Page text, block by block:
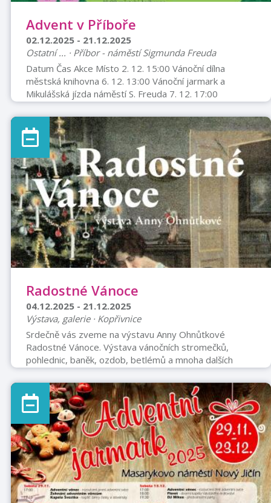
Advent v Příboře
02.12.2025 - 21.12.2025
Ostatní ... · Příbor - náměstí Sigmunda Freuda
Datum Čas Akce Místo 2. 12. 15:00 Vánoční dílna
městská knihovna 6. 12. 13:00 Vánoční jarmark a
Mikulášská jízda náměstí S. Freuda 7. 12. 17:00
Adventní koncert: sbor Valentin refektář piaristického
kláštera 9. 12. 16:00 Vánoční dámský klub městská
knihovna 10. 12. 17:30 Česko zpívá koledy náměstí S.
Freuda 12. 12. 18:00 Adventní podvečer v muzeu,
CETRAT refektář piaristického kláštera 13. 12. 9:00 -
13:00 Setkání betlémářů CETRAT 14. 12. 17:00
Adventní koncert: Musica Priboriensis koste ...
Radostné Vánoce
04.12.2025 - 21.12.2025
Výstava, galerie · Kopřivnice
Srdečně vás zveme na výstavu Anny Ohnůtkové
Radostné Vánoce. Výstava vánočních stromečků,
pohlednic, baněk, ozdob, betlémů a mnoha dalších
předmětů s vánoční tematikou potěší nejen děti, ale
také všechny příznivce Vánoc a milovníky starých časů.
Originální vánoční dekorace vytvořené z běžně
dostupných materiálů mohou navíc inspirovat šikovné
návštěvníky k vlastní tvorbě. Výstavu můžete navštívit v
Muzeu Fojtství v Kopřivnici od 4. do 21. prosince 2025.
Slavnostní zahájení proběhne ve st ...